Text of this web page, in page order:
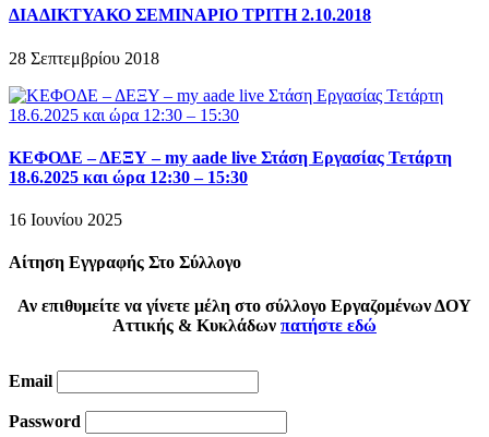
ΔΙΑΔΙΚΤΥΑΚΟ ΣΕΜΙΝΑΡΙΟ ΤΡΙΤΗ 2.10.2018
28 Σεπτεμβρίου 2018
ΚΕΦΟΔΕ – ΔΕΞΥ – my aade live Στάση Εργασίας Τετάρτη
18.6.2025 και ώρα 12:30 – 15:30
16 Ιουνίου 2025
Αίτηση Εγγραφής Στο Σύλλογο
Αν επιθυμείτε να γίνετε μέλη στο σύλλογο Εργαζομένων ΔΟΥ
Αττικής & Κυκλάδων πατήστε εδώ
Email
Password